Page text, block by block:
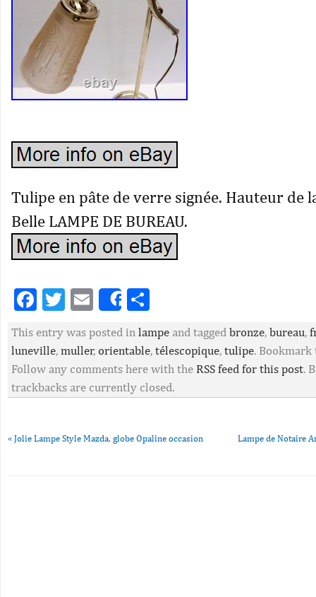
Tulipe en pâte de verre signée. Hauteur de
Belle LAMPE DE BUREAU.
Facebook
Twitter
EmailShare
This entry was posted in lampe and tagged bronze, bureau,
luneville, muller, orientable, télescopique, tulipe.
Follow any comments here with the RSS feed for this post.
trackbacks are currently closed.
« Jolie Lampe Style Mazda, globe Opaline occasion Lampe de Notaire